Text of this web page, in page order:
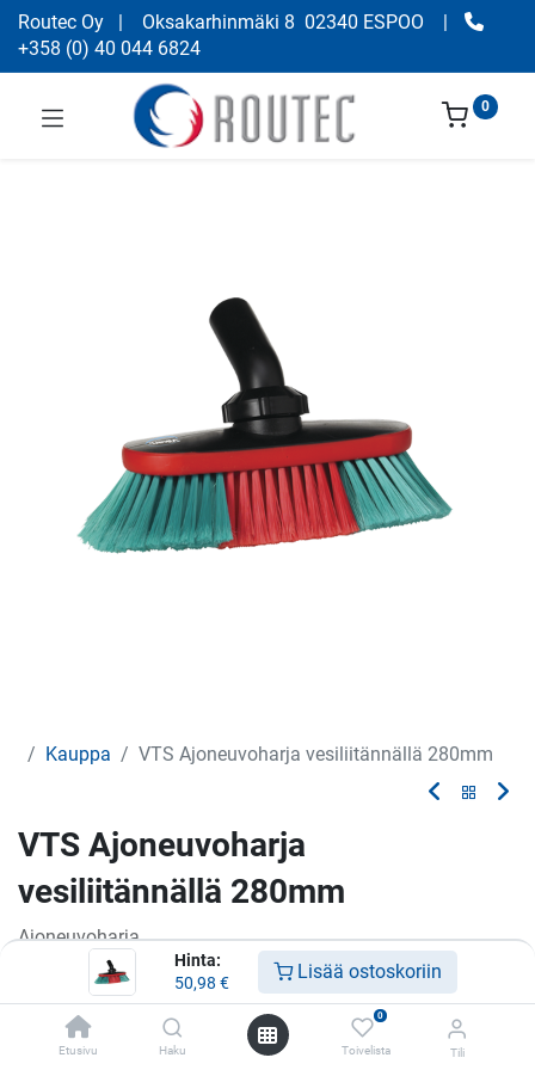
Hinta:
50,98 € Lisää ostoskoriin
Etusivu Haku
0
Toivelista Tili
Routec Oy | Oksakarhinmäki 8 02340 ESPOO
|
+358 (0) 40 044 6824
0
Kauppa VTS Ajoneuvoharja vesiliitännällä 280mm
VTS Ajoneuvoharja
vesiliitännällä 280mm
Ajoneuvoharja
€
Tuote loppu